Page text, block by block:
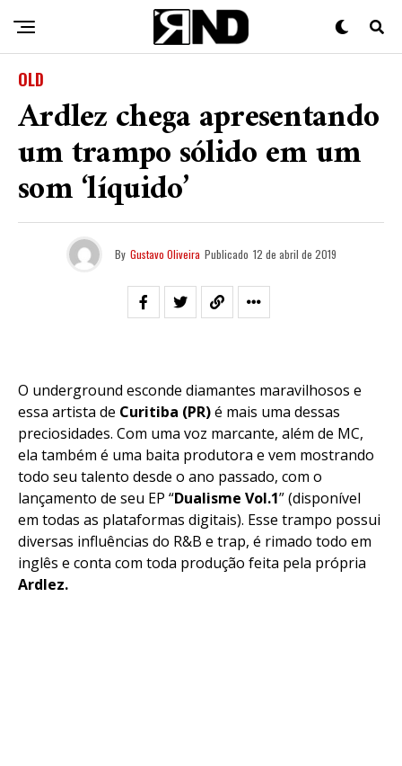
OLD
Ardlez chega apresentando
um trampo sólido em um
som ‘líquido’
By Gustavo Oliveira Publicado 12 de abril de 2019
O underground esconde diamantes maravilhosos e
essa artista de Curitiba (PR)é mais uma dessas
preciosidades. Com uma voz marcante, além de MC,
ela também é uma baita produtora e vem mostrando
todo seu talento desde o ano passado, com o
lançamento de seu EP “Dualisme Vol.1” (disponível
em todas as plataformas digitais). Esse trampo possui
diversas influências do R&B e trap, é rimado todo em
inglês e conta com toda produção feita pela própria
Ardlez.